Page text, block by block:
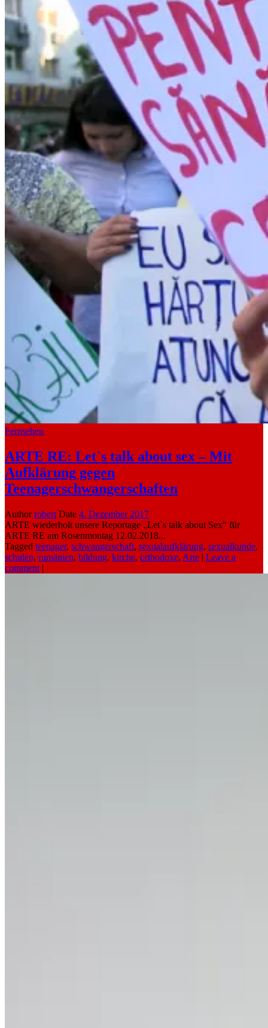
Fernsehen
ARTE RE: Let`s talk about sex – Mit
Aufklärung gegen
Teenagerschwangerschaften
Authorrobert Date 4. Dezember 2017
ARTE wiederholt unsere Reportage „Let`s talk about Sex“ für
ARTE RE am Rosenmontag 12.02.2018...
Tagged teenager, schwangerschaft, sexualaufklärung, sexualkunde,
schulen, rumänien, bildung, kirche, orthodoxe, Arte | Leave a
comment |